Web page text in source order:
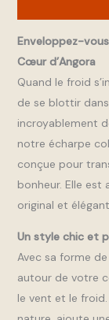
Enveloppez-
Cœur d’Angora
Quand le froid
de se blottir
incroyablement
notre écharpe
conçue pour
bonheur. Elle est
original et
Un style chic et
Avec sa forme
autour de votre
le vent et le